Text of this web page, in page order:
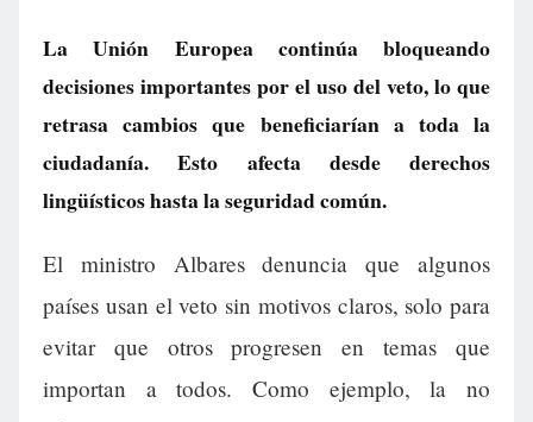
La Unión Europea continúa bloqueando
decisiones importantes por el uso del veto, lo que
retrasa cambios que beneficiarían a toda la
ciudadanía. Esto afecta desde derechos
lingüísticos hasta la seguridad común.
El ministro Albares denuncia que algunos
países usan el veto sin motivos claros, solo para
evitar que otros progresen en temas que
importan a todos. Como ejemplo, la no